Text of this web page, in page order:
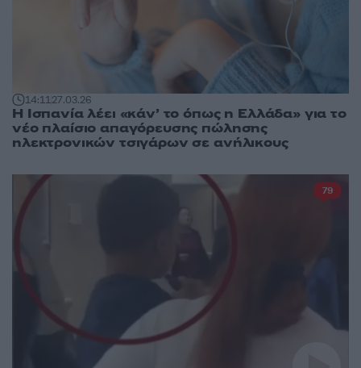
14:1127.03.26
Η Ισπανία λέει «κάν’ το όπως η Ελλάδα» για το
νέο πλαίσιο απαγόρευσης πώλησης
ηλεκτρονικών τσιγάρων σε ανήλικους
79